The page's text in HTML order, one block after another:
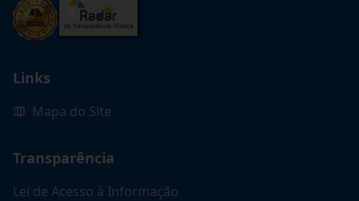
Links
Mapa do Site
Transparência
Lei de Acesso à Informação